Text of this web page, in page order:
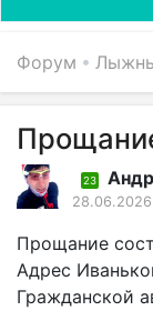
Форум
23
Прощание
Адрес
Гражданской